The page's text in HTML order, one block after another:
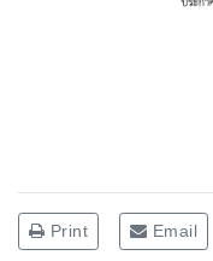
Print Email